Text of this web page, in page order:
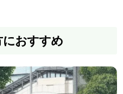
おすすめ